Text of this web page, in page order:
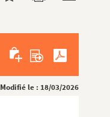
Modifié le : 18/03/2026